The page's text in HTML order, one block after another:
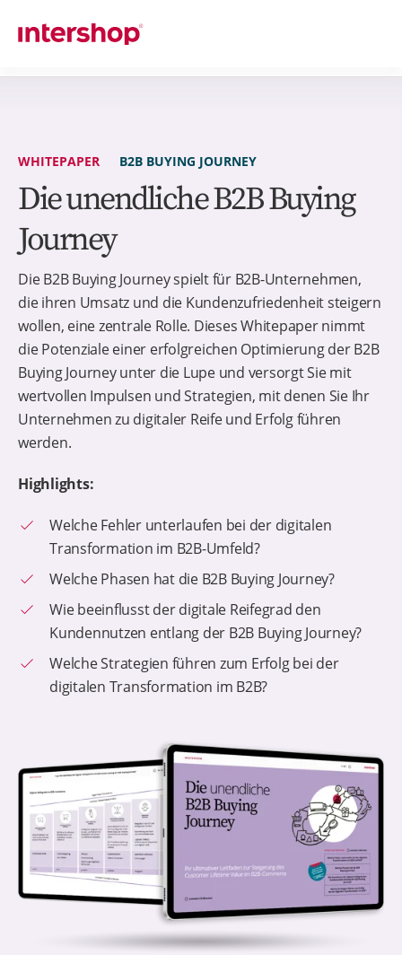
WHITEPAPER B2B BUYING JOURNEY
Die unendliche B2B Buying
Journey
Die B2B Buying Journey spielt für B2B-Unternehmen,
die ihren Umsatz und die Kundenzufriedenheit steigern
wollen, eine zentrale Rolle. Dieses Whitepaper nimmt
die Potenziale einer erfolgreichen Optimierung der B2B
Buying Journey unter die Lupe und versorgt Sie mit
wertvollen Impulsen und Strategien, mit denen Sie Ihr
Unternehmen zu digitaler Reife und Erfolg führen
werden.
Highlights:
Welche Fehler unterlaufen bei der digitalen
Transformation im B2B-Umfeld?
Welche Phasen hat die B2B Buying Journey?
Wie beeinflusst der digitale Reifegrad den
Kundennutzen entlang der B2B Buying Journey?
Welche Strategien führen zum Erfolg bei der
digitalen Transformation im B2B?